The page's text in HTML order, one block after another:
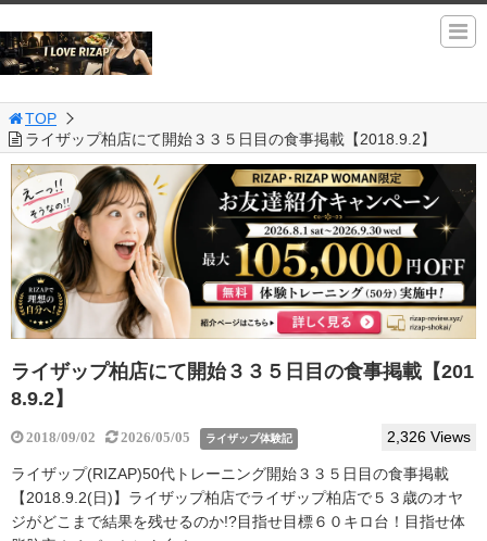
TOP
ライザップ柏店にて開始３３５日目の食事掲載【2018.9.2】
ライザップ柏店にて開始３３５日目の食事掲載【201
8.9.2】
2018/09/02 2026/05/05 ライザップ体験記 2,326 Views
ライザップ(RIZAP)50代トレーニング開始３３５日目の食事掲載
【2018.9.2(日)】ライザップ柏店でライザップ柏店で５３歳のオヤ
ジがどこまで結果を残せるのか!?目指せ目標６０キロ台！目指せ体